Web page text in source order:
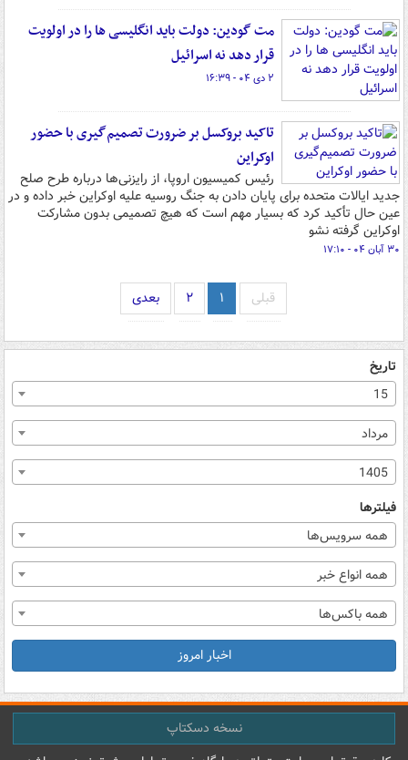
مت گودین: دولت باید انگلیسی ها را در اولویت
قرار دهد نه اسرائیل
۲ دی ۰۴ - ۱۶:۳۹
تاکید بروکسل بر ضرورت تصمیم‌گیری با حضور
اوکراین
رئیس کمیسیون اروپا، از رایزنی‌ها درباره طرح صلح
جدید ایالات متحده برای پایان دادن به جنگ روسیه علیه اوکراین خبر داده و در
عین حال تأکید کرد که بسیار مهم است که هیچ تصمیمی بدون مشارکت
اوکراین گرفته نشو
۳۰ آبان ۰۴ - ۱۷:۱۰
قبلی ۱ ۲ بعدی
تاریخ
15
مرداد
1405
فیلترها
همه سرویس‌ها
همه انواع خبر
همه باکس‌ها
اخبار امروز
نسخه دسکتاپ